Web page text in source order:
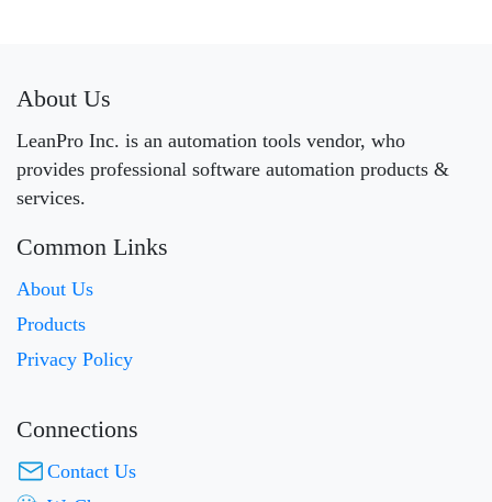
About Us
LeanPro Inc. is an automation tools vendor, who
provides professional software automation products &
services.
Common Links
About Us
Products
Privacy Policy
Connections
Contact Us